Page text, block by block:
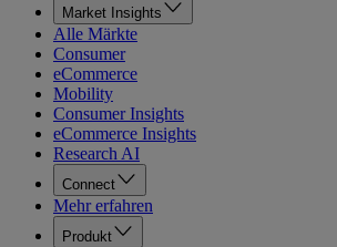
Market Insights
Alle Märkte
Consumer
eCommerce
Mobility
Consumer Insights
eCommerce Insights
Research AI
Connect
Mehr erfahren
Produkt